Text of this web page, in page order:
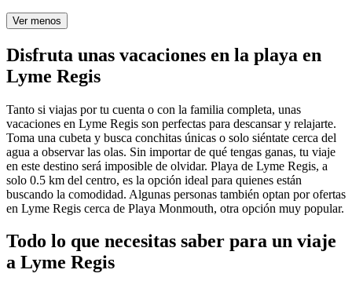
Ver menos
Disfruta unas vacaciones en la playa en
Lyme Regis
Tanto si viajas por tu cuenta o con la familia completa, unas
vacaciones en Lyme Regis son perfectas para descansar y relajarte.
Toma una cubeta y busca conchitas únicas o solo siéntate cerca del
agua a observar las olas. Sin importar de qué tengas ganas, tu viaje
en este destino será imposible de olvidar. Playa de Lyme Regis, a
solo 0.5 km del centro, es la opción ideal para quienes están
buscando la comodidad. Algunas personas también optan por ofertas
en Lyme Regis cerca de Playa Monmouth, otra opción muy popular.
Todo lo que necesitas saber para un viaje
a Lyme Regis